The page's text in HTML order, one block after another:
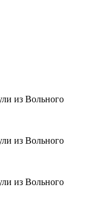
из Вольного
из Вольного
из Вольного